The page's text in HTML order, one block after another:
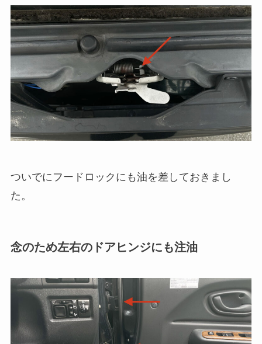
ついでにフードロックにも油を差しておきまし
た。
念のため左右のドアヒンジにも注油